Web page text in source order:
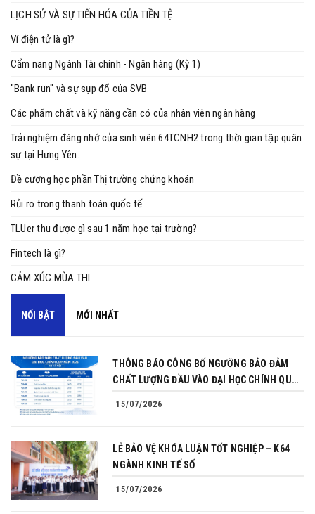
LỊCH SỬ VÀ SỰ TIẾN HÓA CỦA TIỀN TỆ
Ví điện tử là gì?
Cẩm nang Ngành Tài chính - Ngân hàng (Kỳ 1)
"Bank run" và sự sụp đổ của SVB
Các phẩm chất và kỹ năng cần có của nhân viên ngân hàng
Trải nghiệm đáng nhớ của sinh viên 64TCNH2 trong thời gian tập quân
sự tại Hưng Yên.
Đề cương học phần Thị trường chứng khoán
Rủi ro trong thanh toán quốc tế
TLUer thu được gì sau 1 năm học tại trường?
Fintech là gì?
CẢM XÚC MÙA THI
NỔI BẬT MỚI NHẤT
THÔNG BÁO CÔNG BỐ NGƯỠNG BẢO ĐẢM
CHẤT LƯỢNG ĐẦU VÀO ĐẠI HỌC CHÍNH QUY
15/07/2026
LỄ BẢO VỆ KHÓA LUẬN TỐT NGHIỆP – K64
NGÀNH KINH TẾ SỐ
15/07/2026